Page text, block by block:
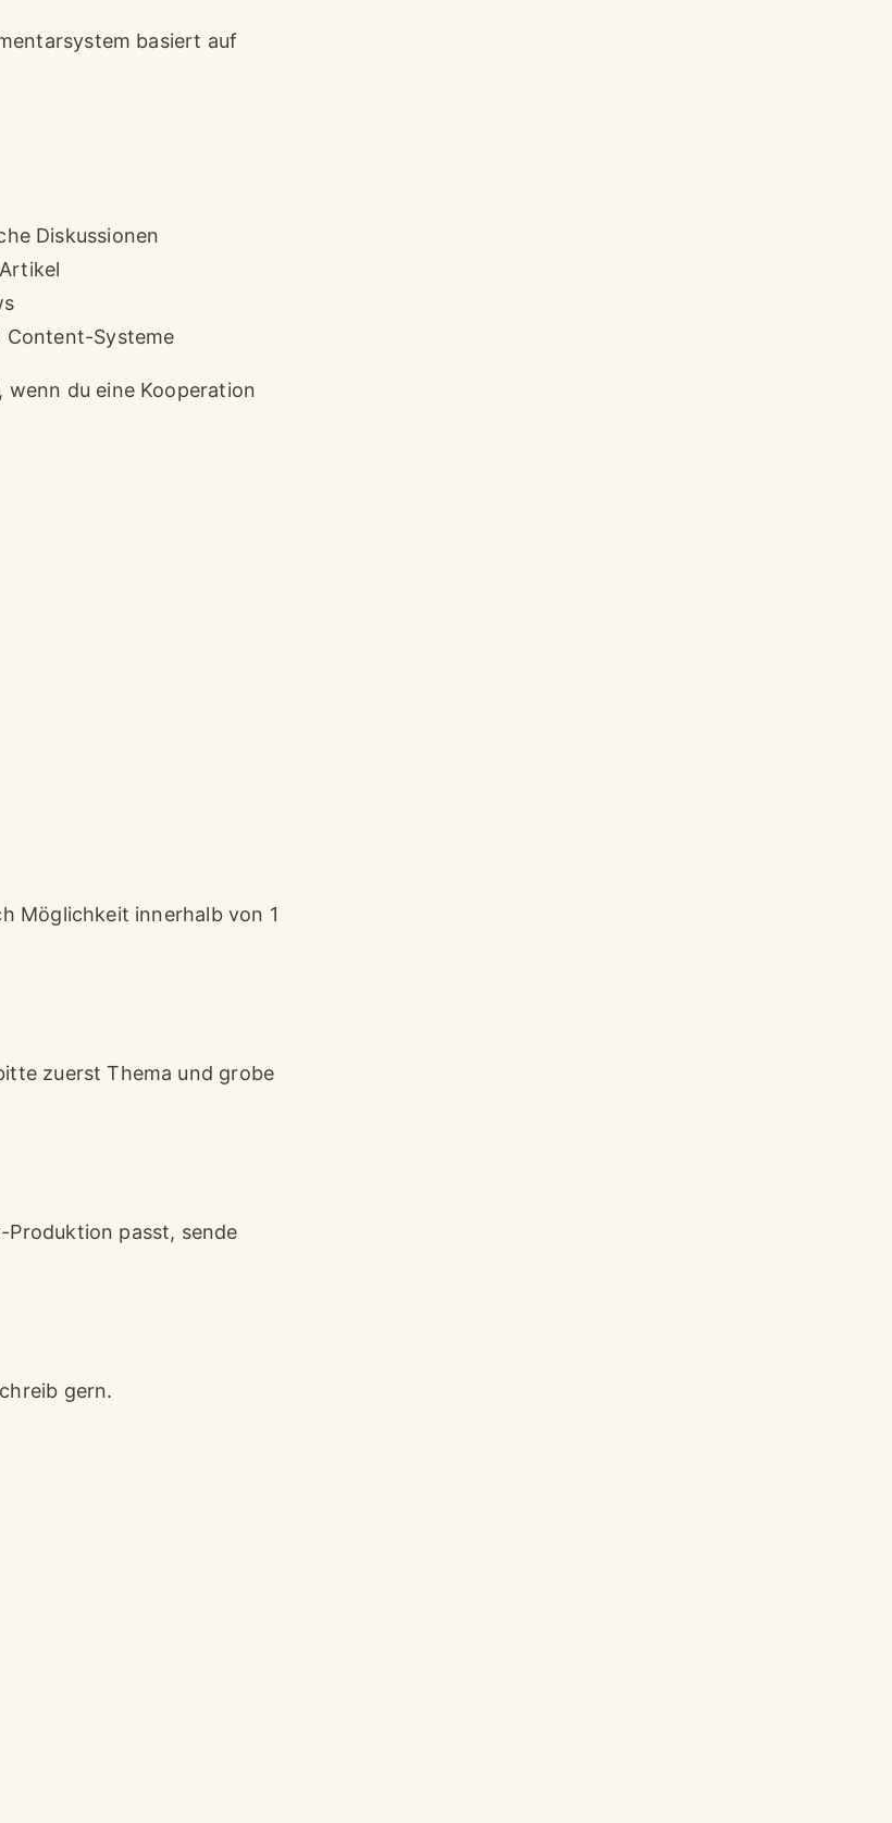
basiert auf
Diskussionen
Content-Systeme
du eine Kooperation
Möglichkeit innerhalb von 1
zuerst Thema und grobe
Produktion passt, sende
gern.